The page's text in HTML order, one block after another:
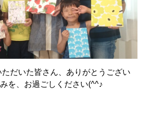
だいた皆さん、ありがとうござい
を、お過ごしください(^^♪